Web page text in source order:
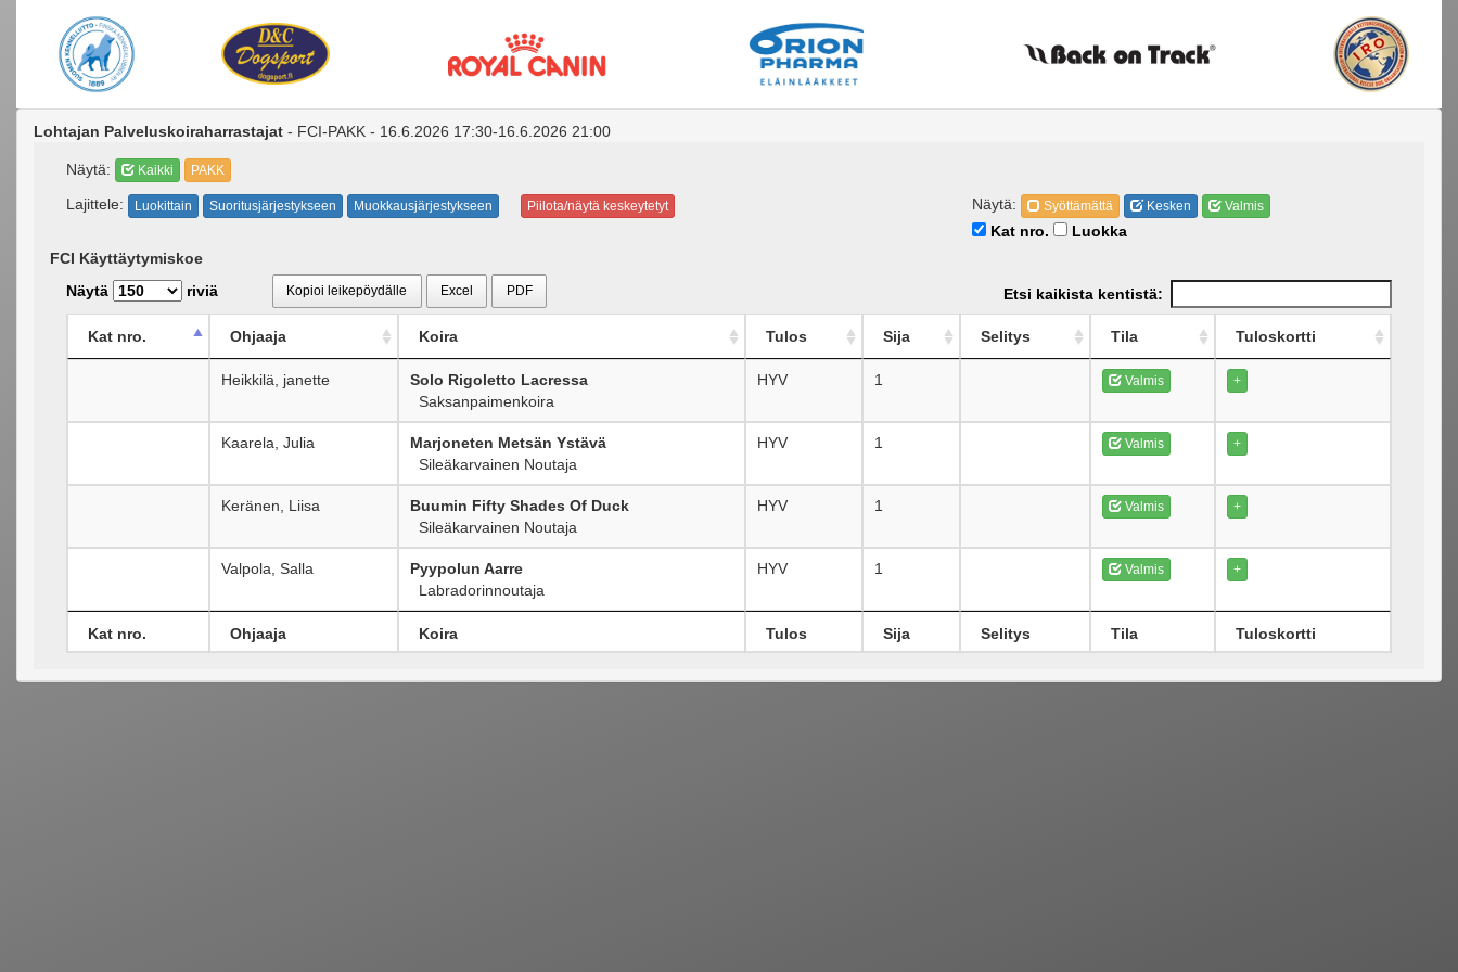
Lohtajan Palveluskoiraharrastajat - FCI-PAKK - 16.6.2026 17:30-16.6.2026 21:00
Näytä: Kaikki PAKK
Lajittele: Luokittain Suoritusjärjestykseen Muokkausjärjestykseen Piilota/näytä keskeytetyt Näytä: Syöttämättä Kesken Valmis
Kat nro.
Luokka
FCI Käyttäytymiskoe
Näytä
riviä Kopioi leikepöydälle Excel PDF Etsi kaikista kentistä:
Kat nro. Ohjaaja Koira Tulos Sija Selitys Tila Tuloskortti
Heikkilä, janette
Solo Rigoletto Lacressa
Saksanpaimenkoira
HYV 1 Valmis +
Kaarela, Julia
Marjoneten Metsän Ystävä
Sileäkarvainen Noutaja
HYV 1 Valmis +
Keränen, Liisa
Buumin Fifty Shades Of Duck
Sileäkarvainen Noutaja
HYV 1 Valmis +
Valpola, Salla
Pyypolun Aarre
Labradorinnoutaja
HYV 1 Valmis +
Kat nro. Ohjaaja Koira Tulos Sija Selitys Tila Tuloskortti